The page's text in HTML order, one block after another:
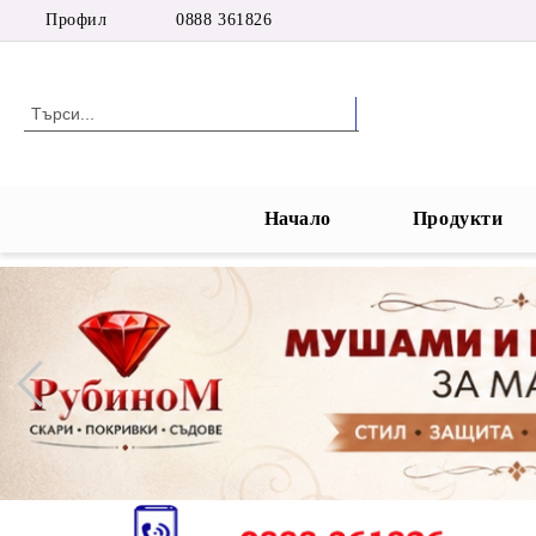
Профил 0888 361826
Начало Продукти